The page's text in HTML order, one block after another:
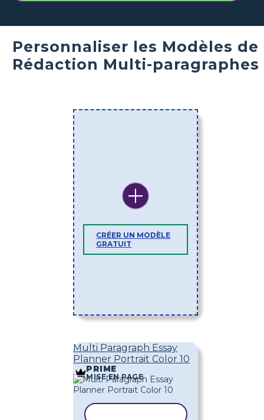
Personnaliser les Modèles de
Rédaction Multi-paragraphes
CRÉER UN MODÈLE
GRATUIT
Multi Paragraph Essay
Planner Portrait Color 10
PRIME
MISE EN PAGE